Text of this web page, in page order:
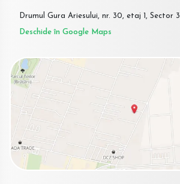
Drumul Gura Ariesului, nr. 30, etaj 1, Sector 3
Deschide în Google Maps